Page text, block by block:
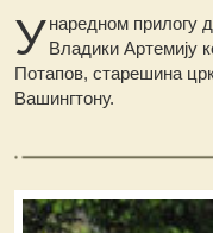
Унаредном прилогу
Владики Артемију
Потапов, старешина
Вашингтону.